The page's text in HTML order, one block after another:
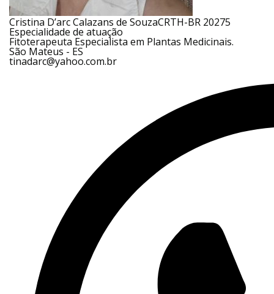
Cristina D’arc Calazans de SouzaCRTH-BR 20275
Especialidade de atuação
Fitoterapeuta Especialista em Plantas Medicinais.
São Mateus - ES
tinadarc@yahoo.com.br